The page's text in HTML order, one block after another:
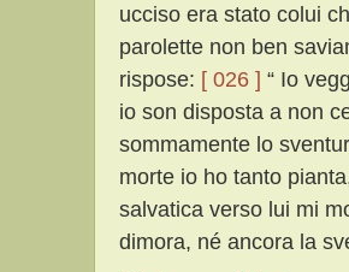
ucciso era stato colui
parolette non ben
rispose: [ 026 ] “ Io
io son disposta a non
sommamente lo
morte io ho tanto
salvatica verso lui mi
dimora, né ancora la